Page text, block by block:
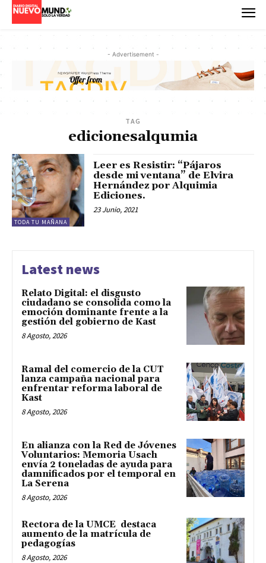
- Advertisement -
TAG
edicionesalqumia
TODA TU MAÑANA
Leer es Resistir: “Pájaros
desde mi ventana” de Elvira
Hernández por Alquimia
Ediciones.
23 Junio, 2021
Latest news
Relato Digital: el disgusto
ciudadano se consolida como la
emoción dominante frente a la
gestión del gobierno de Kast
8 Agosto, 2026
Ramal del comercio de la CUT
lanza campaña nacional para
enfrentar reforma laboral de
Kast
8 Agosto, 2026
En alianza con la Red de Jóvenes
Voluntarios: Memoria Usach
envía 2 toneladas de ayuda para
damnificados por el temporal en
La Serena
8 Agosto, 2026
Rectora de la UMCE destaca
aumento de la matrícula de
pedagogías
8 Agosto, 2026